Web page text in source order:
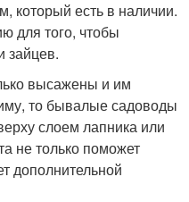
который есть в наличии.
для того, чтобы
зайцев.
высажены и им
то бывалые садоводы
слоем лапника или
не только поможет
дополнительной